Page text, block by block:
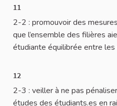
11
2-2 : promouvoir des
que l’ensemble des filières
étudiante équilibrée entre les
12
2-3 : veiller à ne pas
études des étudiants.es en